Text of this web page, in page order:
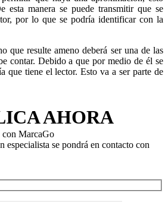
esta manera se puede transmitir que se
por lo que se podría identificar con la
que resulte ameno deberá ser una de las
contar. Debido a que por medio de él se
que tiene el lector. Esto va a ser parte de
AHORA
especialista se pondrá en contacto con